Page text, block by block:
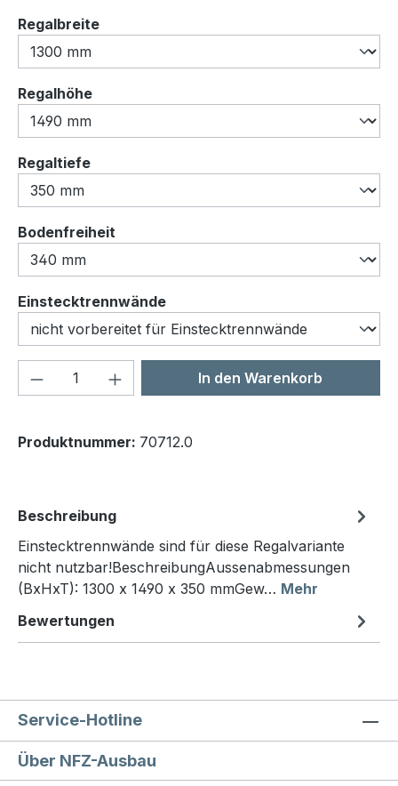
Regalbreiteauswählen
Regalhöheauswählen
Regaltiefeauswählen
Bodenfreiheit
Einstecktrennwändeauswählen
Produkt Anzahl: Gib denIn den Warenkorb
Produktnummer: 70712.0
Beschreibung
Einstecktrennwände sind für diese Regalvariante
nicht nutzbar!BeschreibungAussenabmessungen
(BxHxT): 1300 x 1490 x 350 mmGew… Mehr
Bewertungen
Service-Hotline
Über NFZ-Ausbau